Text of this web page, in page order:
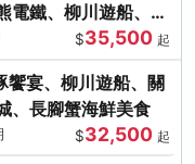
電鐵、柳川遊船、地
$35,500 起
饗宴、柳川遊船、關
、長腳蟹海鮮美食
$32,500 起